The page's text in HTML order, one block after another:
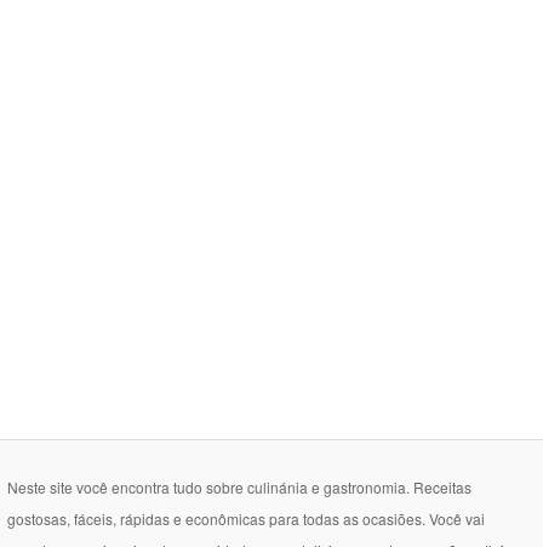
Neste site você encontra tudo sobre culinánia e gastronomia. Receitas
gostosas, fáceis, rápidas e econômicas para todas as ocasiões. Você vai